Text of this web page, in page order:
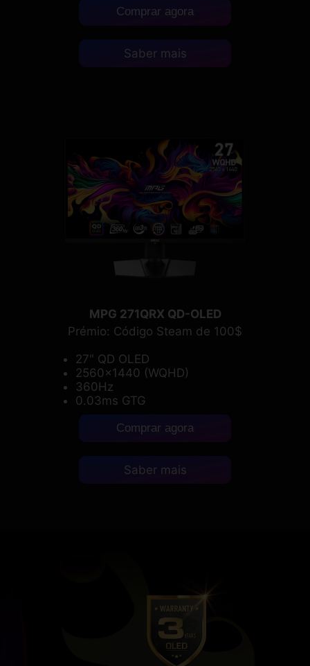
Comprar agora
Saber mais
MPG 271QRX QD-OLED
Prémio: Código Steam de 100$
27" QD OLED
2560x1440 (WQHD)
360Hz
0.03ms GTG
Comprar agora
Saber mais